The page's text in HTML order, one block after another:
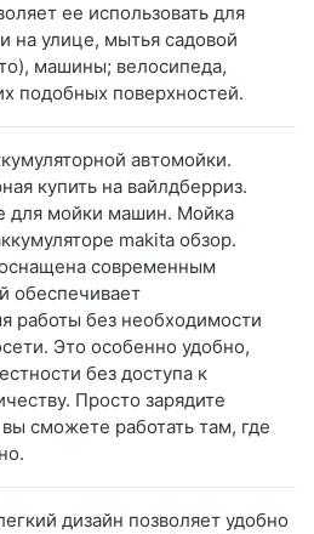
ее использовать для
на улице, мытья садовой
машины; велосипеда,
подобных поверхностей.
автомойки.
купить на вайлдберриз.
для мойки машин. Мойка
makita обзор.
современным
обеспечивает
работы без необходимости
Это особенно удобно,
без доступа к
Просто зарядите
сможете работать там, где
дизайн позволяет удобно